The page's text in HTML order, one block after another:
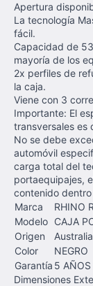
Apertura
La tecnología
fácil.
Capacidad de
mayoría de los
2x perfiles de
la caja.
Viene con 3
Importante: El
transversales es
No se debe
automóvil
carga total del
portaequipajes,
contenido
Marca
RHINO
Modelo CAJA
Origen
Australia
Color
NEGRO
Garantía 5 AÑOS
Dimensiones